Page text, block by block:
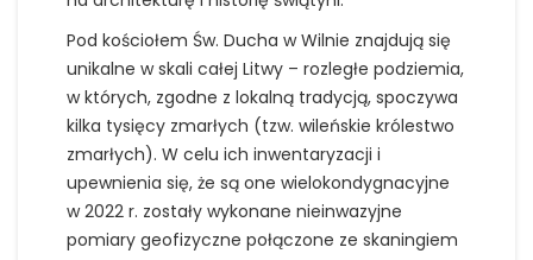
Pod kościołem Św. Ducha w Wilnie znajdują się
unikalne w skali całej Litwy – rozległe podziemia,
w których, zgodne z lokalną tradycją, spoczywa
kilka tysięcy zmarłych (tzw. wileńskie królestwo
zmarłych). W celu ich inwentaryzacji i
upewnienia się, że są one wielokondygnacyjne
w 2022 r. zostały wykonane nieinwazyjne
pomiary geofizyczne połączone ze skaningiem